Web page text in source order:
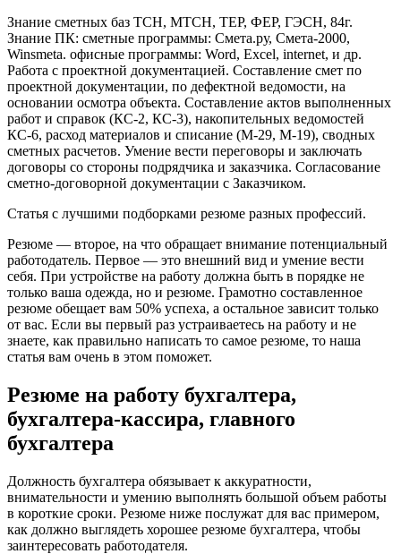
Знание сметных баз ТСН, МТСН, ТЕР, ФЕР, ГЭСН, 84г.
Знание ПК: сметные программы: Смета.ру, Смета-2000,
Winsmeta. офисные программы: Word, Excel, internet, и др.
Работа с проектной документацией. Составление смет по
проектной документации, по дефектной ведомости, на
основании осмотра объекта. Составление актов выполненных
работ и справок (КС-2, КС-3), накопительных ведомостей
КС-6, расход материалов и списание (М-29, М-19), сводных
сметных расчетов. Умение вести переговоры и заключать
договоры со стороны подрядчика и заказчика. Согласование
сметно-договорной документации с Заказчиком.
Статья с лучшими подборками резюме разных профессий.
Резюме — второе, на что обращает внимание потенциальный
работодатель. Первое — это внешний вид и умение вести
себя. При устройстве на работу должна быть в порядке не
только ваша одежда, но и резюме. Грамотно составленное
резюме обещает вам 50% успеха, а остальное зависит только
от вас. Если вы первый раз устраиваетесь на работу и не
знаете, как правильно написать то самое резюме, то наша
статья вам очень в этом поможет.
Резюме на работу бухгалтера,
бухгалтера-кассира, главного
бухгалтера
Должность бухгалтера обязывает к аккуратности,
внимательности и умению выполнять большой объем работы
в короткие сроки. Резюме ниже послужат для вас примером,
как должно выглядеть хорошее резюме бухгалтера, чтобы
заинтересовать работодателя.